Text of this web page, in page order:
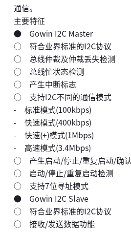
通信。
主要特征
● Gowin I2C Master
○ 符合业界标准的I2C协议
○ 总线仲裁及仲裁丢失检测
○ 总线忙状态检测
○ 产生中断标志
○ 支持I2C不同的通信模式
- 标准模式(100kbps)
- 快速模式(400kbps)
- 快速(+)模式(1Mbps)
- 高速模式(3.4Mbps)
○ 产生启动/停止/重复启动/确认
○ 启动/停止/重复启动检测
○ 支持7位寻址模式
● Gowin I2C Slave
○ 符合业界标准的I2C协议
○ 接收/发送数据功能